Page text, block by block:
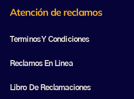
Atención de reclamos
Terminos Y Condiciones
Reclamos En Linea
Libro De Reclamaciones